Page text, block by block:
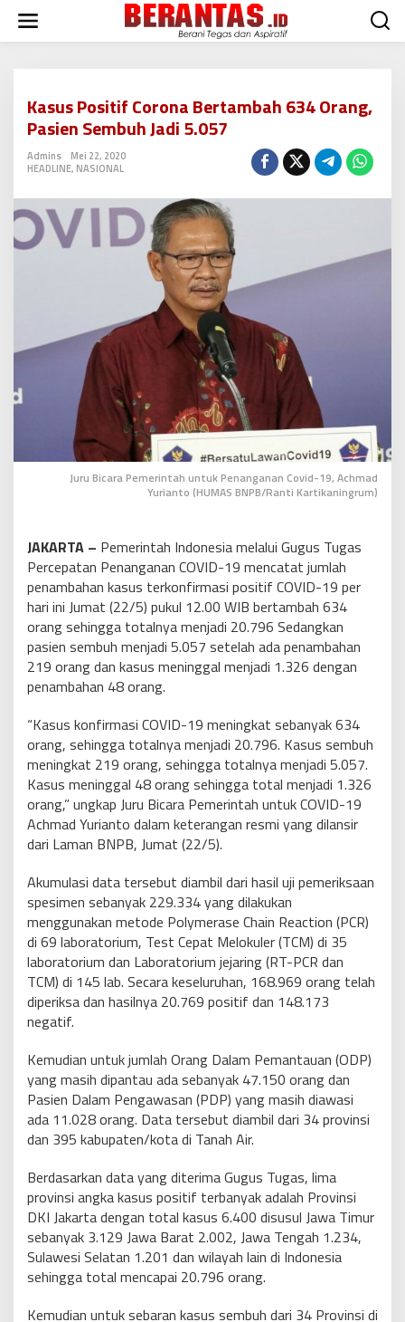
w
Kasus Positif Corona Bertambah 634 Orang,
Pasien Sembuh Jadi 5.057
Admins
Mei 22, 2020
HEADLINE, NASIONAL
Juru Bicara Pemerintah untuk Penanganan Covid-19, Achmad
Yurianto (HUMAS BNPB/Ranti Kartikaningrum)
JAKARTA – Pemerintah Indonesia melalui Gugus Tugas
Percepatan Penanganan COVID-19 mencatat jumlah
penambahan kasus terkonfirmasi positif COVID-19 per
hari ini Jumat (22/5) pukul 12.00 WIB bertambah 634
orang sehingga totalnya menjadi 20.796 Sedangkan
pasien sembuh menjadi 5.057 setelah ada penambahan
219 orang dan kasus meninggal menjadi 1.326 dengan
penambahan 48 orang.
“Kasus konfirmasi COVID-19 meningkat sebanyak 634
orang, sehingga totalnya menjadi 20.796. Kasus sembuh
meningkat 219 orang, sehingga totalnya menjadi 5.057.
Kasus meninggal 48 orang sehingga total menjadi 1.326
orang,” ungkap Juru Bicara Pemerintah untuk COVID-19
Achmad Yurianto dalam keterangan resmi yang dilansir
dari Laman BNPB, Jumat (22/5).
Akumulasi data tersebut diambil dari hasil uji pemeriksaan
spesimen sebanyak 229.334 yang dilakukan
menggunakan metode Polymerase Chain Reaction (PCR)
di 69 laboratorium, Test Cepat Melokuler (TCM) di 35
laboratorium dan Laboratorium jejaring (RT-PCR dan
TCM) di 145 lab. Secara keseluruhan, 168.969 orang telah
diperiksa dan hasilnya 20.769 positif dan 148.173
negatif.
Kemudian untuk jumlah Orang Dalam Pemantauan (ODP)
yang masih dipantau ada sebanyak 47.150 orang dan
Pasien Dalam Pengawasan (PDP) yang masih diawasi
ada 11.028 orang. Data tersebut diambil dari 34 provinsi
dan 395 kabupaten/kota di Tanah Air.
Berdasarkan data yang diterima Gugus Tugas, lima
provinsi angka kasus positif terbanyak adalah Provinsi
DKI Jakarta dengan total kasus 6.400 disusul Jawa Timur
sebanyak 3.129 Jawa Barat 2.002, Jawa Tengah 1.234,
Sulawesi Selatan 1.201 dan wilayah lain di Indonesia
sehingga total mencapai 20.796 orang.
Kemudian untuk sebaran kasus sembuh dari 34 Provinsi di